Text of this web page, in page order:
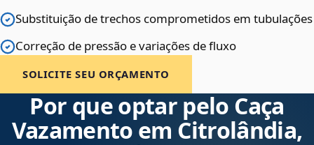
Substituição de trechos comprometidos em tubulações
Correção de pressão e variações de fluxo
SOLICITE SEU ORÇAMENTO
Por que optar pelo Caça
Vazamento em Citrolândia,